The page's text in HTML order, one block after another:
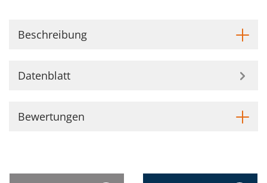
Beschreibung
Datenblatt
Bewertungen